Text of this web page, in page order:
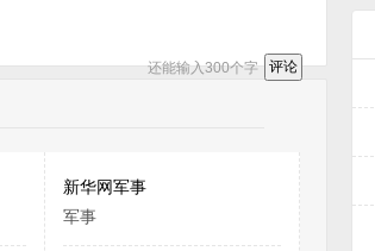
还能输入300个字
新华网军事
军事